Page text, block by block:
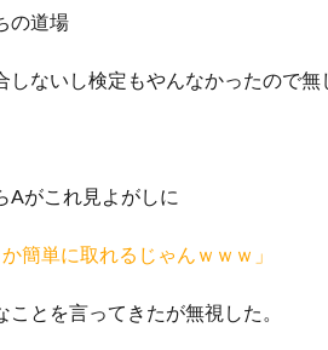
の道場
しないし検定もやんなかったので無
Aがこれ見よがしに
か簡単に取れるじゃんｗｗｗ」
ことを言ってきたが無視した。